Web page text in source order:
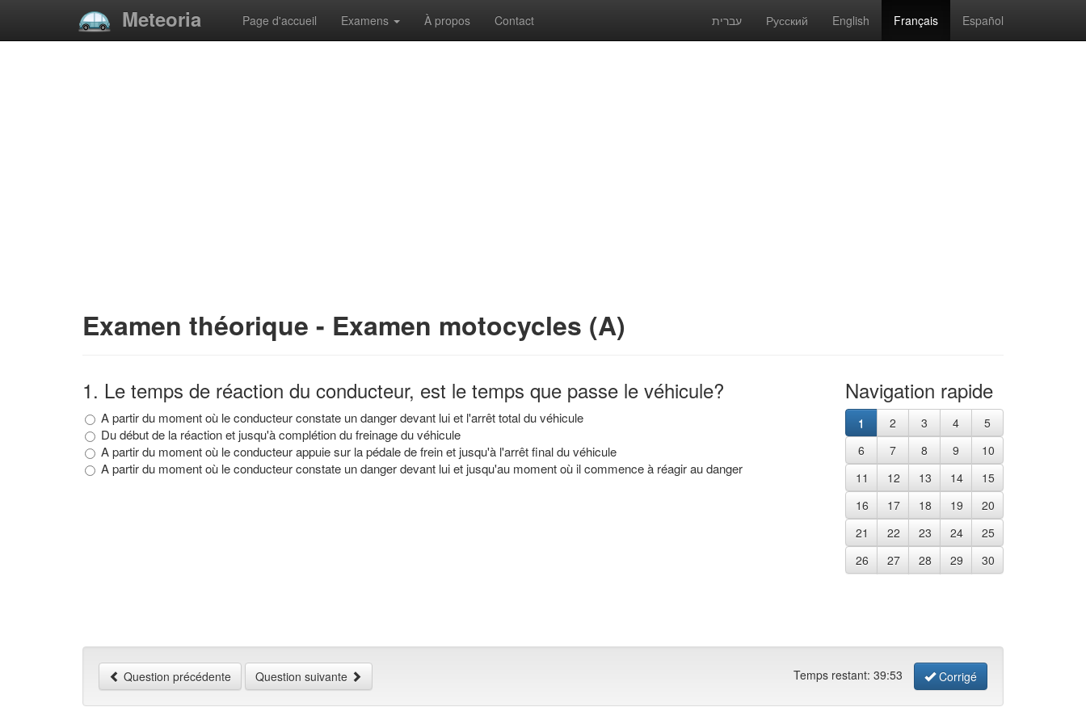
Meteoria Page d'accueil Examens À propos Contact עברית Русский English Français(current)Español
Examen théorique - Examen motocycles (A)
1. Le temps de réaction du conducteur, est le temps que passe le véhicule?
A partir du moment où le conducteur constate un danger devant lui et l'arrêt total du véhicule
Du début de la réaction et jusqu'à complétion du freinage du véhicule
A partir du moment où le conducteur appuie sur la pédale de frein et jusqu'à l'arrêt final du véhicule
A partir du moment où le conducteur constate un danger devant lui et jusqu'au moment où il commence à réagir au danger
Navigation rapide
1 2 3 4
5
6
7 8 9
10
11
12 13 14
15
16
17 18 19
20
21
22 23 24
25
26
27 28 29 30
Question précédente Question suivante Temps restant: 39:53 Corrigé